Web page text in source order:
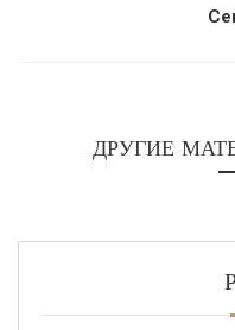
ДРУГИЕ